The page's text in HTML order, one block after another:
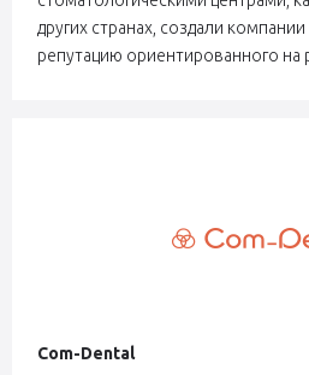
других странах, создали компании
репутацию ориентированного на
Com-Dental